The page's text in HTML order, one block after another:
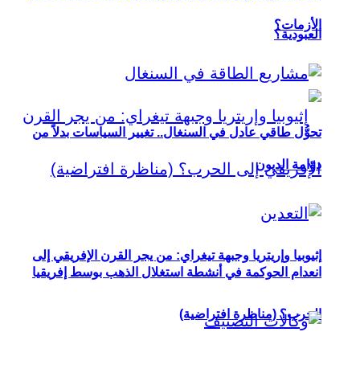
العبودية؟
إثيوبيا وإريتريا وجبهة تيغراي: من يجر القرن الإفريقي إلى
الحرب؟ (مناظرة افتراضية)
الأزمات؟
تحوُّل طاقي عادل في السنغال.. تغيير السياسات بدلاً من
دوّامة الديون
انعدام الحوكمة في أنشطة استغلال الذهب بوسط إفريقيا